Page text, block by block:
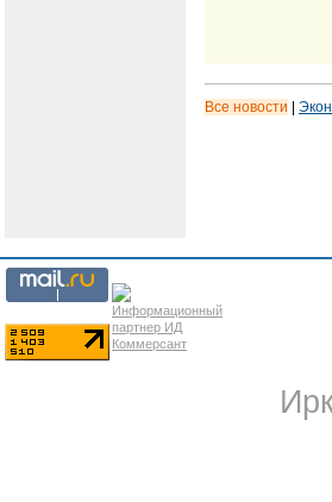
Все новости |